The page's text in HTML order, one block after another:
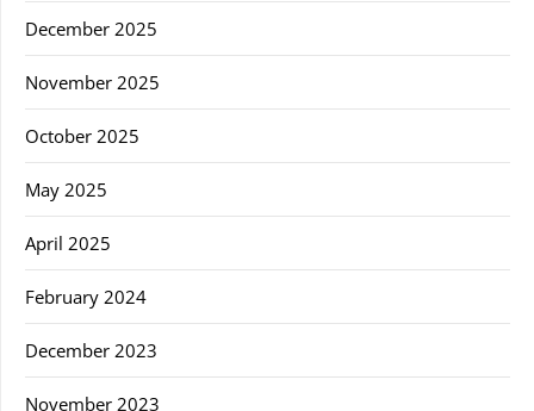
December 2025
November 2025
October 2025
May 2025
April 2025
February 2024
December 2023
November 2023